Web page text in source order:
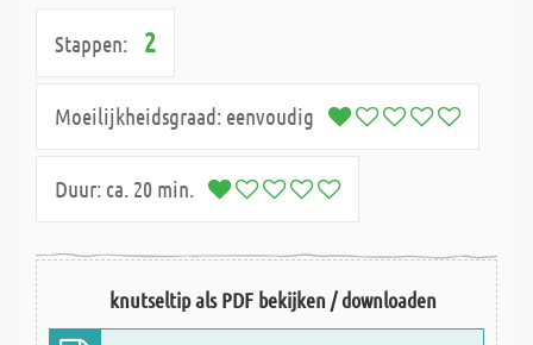
Stappen: 2
Moeilijkheidsgraad: eenvoudig
Duur: ca. 20 min.
knutseltip als PDF bekijken / downloaden